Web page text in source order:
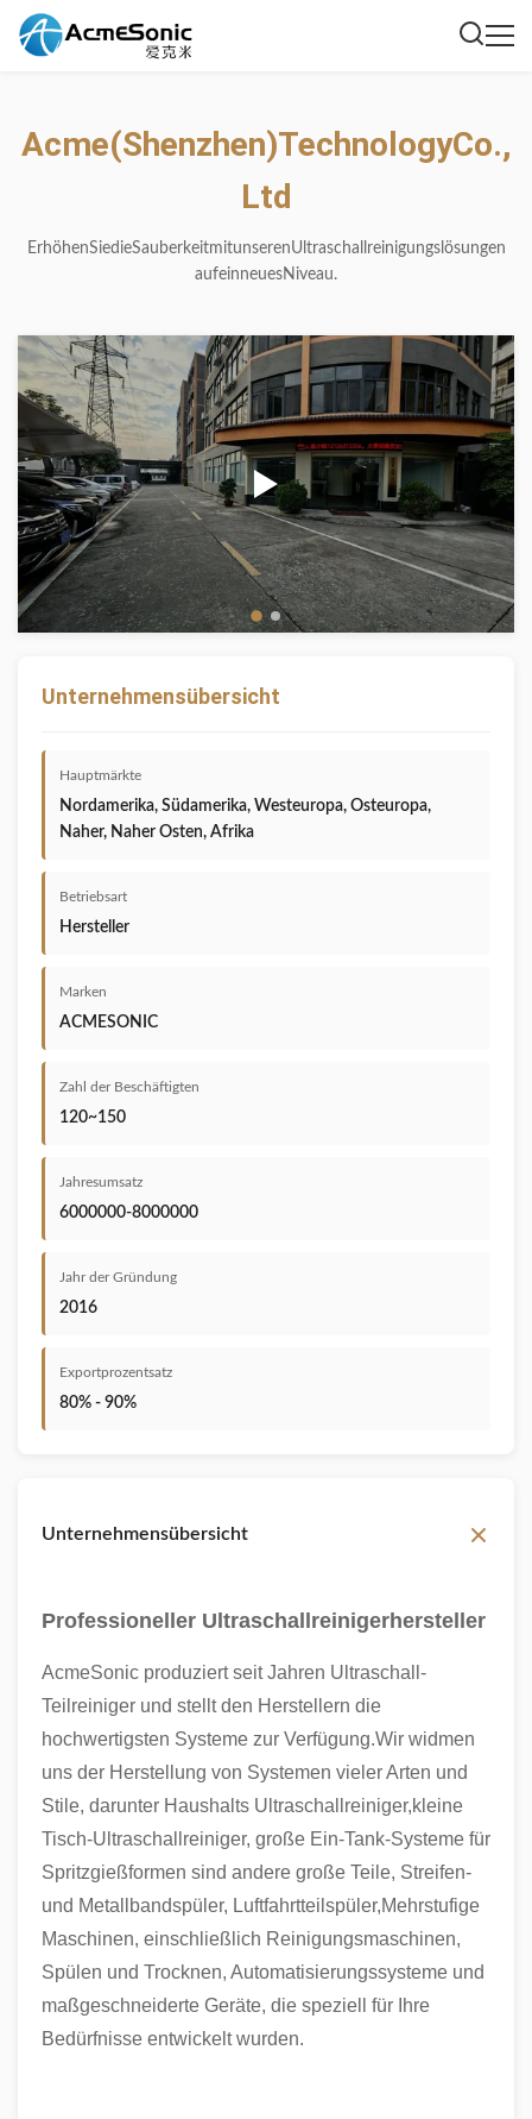
Acme(Shenzhen)TechnologyCo.,
Ltd
ErhöhenSiedieSauberkeitmitunserenUltraschallreinigungslösungen
aufeinneuesNiveau.
Unternehmensübersicht
Hauptmärkte
Nordamerika, Südamerika, Westeuropa, Osteuropa,
Naher, Naher Osten, Afrika
Betriebsart
Hersteller
Marken
ACMESONIC
Zahl der Beschäftigten
120~150
Jahresumsatz
6000000-8000000
Jahr der Gründung
2016
Exportprozentsatz
80% - 90%
Unternehmensübersicht
Professioneller Ultraschallreinigerhersteller
AcmeSonic produziert seit Jahren Ultraschall-
Teilreiniger und stellt den Herstellern die
hochwertigsten Systeme zur Verfügung.Wir widmen
uns der Herstellung von Systemen vieler Arten und
Stile, darunter Haushalts Ultraschallreiniger,kleine
Tisch-Ultraschallreiniger, große Ein-Tank-Systeme für
Spritzgießformen sind andere große Teile, Streifen-
und Metallbandspüler, Luftfahrtteilspüler,Mehrstufige
Maschinen, einschließlich Reinigungsmaschinen,
Spülen und Trocknen, Automatisierungssysteme und
maßgeschneiderte Geräte, die speziell für Ihre
Bedürfnisse entwickelt wurden.